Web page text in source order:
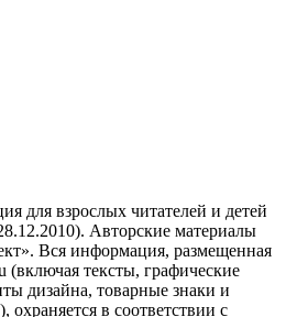
для взрослых читателей и детей
Авторские материалы
Вся информация, размещенная
(включая тексты, графические
дизайна, товарные знаки и
в соответствии с